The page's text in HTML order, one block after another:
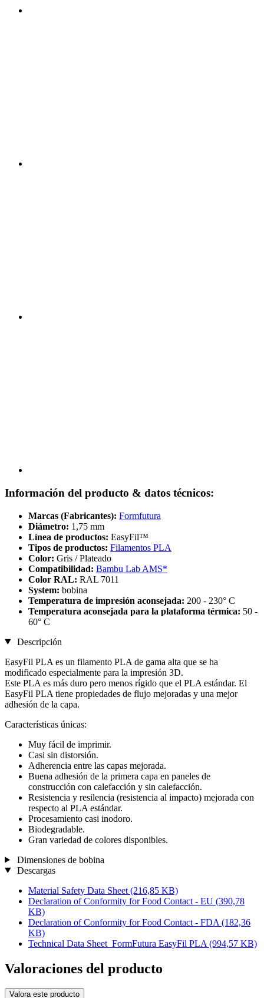
Información del producto & datos técnicos:
Marcas (Fabricantes): Formfutura
Diámetro: 1,75 mm
Línea de productos: EasyFil™
Tipos de productos: Filamentos PLA
Color: Gris / Plateado
Compatibilidad: Bambu Lab AMS*
Color RAL: RAL 7011
System: bobina
Temperatura de impresión aconsejada: 200 - 230° C
Temperatura aconsejada para la plataforma térmica: 50 -
60° C
Descripción
EasyFil PLA es un filamento PLA de gama alta que se ha
modificado especialmente para la impresión 3D.
Este PLA es más duro pero menos rígido que el PLA estándar. El
EasyFil PLA tiene propiedades de flujo mejoradas y una mejor
adhesión de la capa.
Características únicas:
Muy fácil de imprimir.
Casi sin distorsión.
Adherencia entre las capas mejorada.
Buena adhesión de la primera capa en paneles de
construcción con calefacción y sin calefacción.
Resistencia y resilencia (resistencia al impacto) mejorada con
respecto al PLA estándar.
Procesamiento casi inodoro.
Biodegradable.
Gran variedad de colores disponibles.
Dimensiones de bobina
Descargas
Material Safety Data Sheet (216,85 KB)
Declaration of Conformity for Food Contact - EU (390,78
KB)
Declaration of Conformity for Food Contact - FDA (182,36
KB)
Technical Data Sheet_FormFutura EasyFil PLA (994,57 KB)
Valoraciones del producto
Valora este producto